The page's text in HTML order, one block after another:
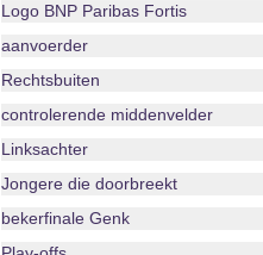
Logo BNP Paribas Fortis
aanvoerder
Rechtsbuiten
controlerende middenvelder
Linksachter
Jongere die doorbreekt
bekerfinale Genk